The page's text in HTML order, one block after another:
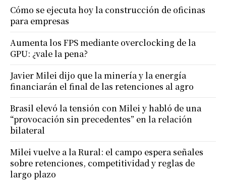
Cómo se ejecuta hoy la construcción de oficinas
para empresas
Aumenta los FPS mediante overclocking de la
GPU: ¿vale la pena?
Javier Milei dijo que la minería y la energía
financiarán el final de las retenciones al agro
Brasil elevó la tensión con Milei y habló de una
“provocación sin precedentes” en la relación
bilateral
Milei vuelve a la Rural: el campo espera señales
sobre retenciones, competitividad y reglas de
largo plazo